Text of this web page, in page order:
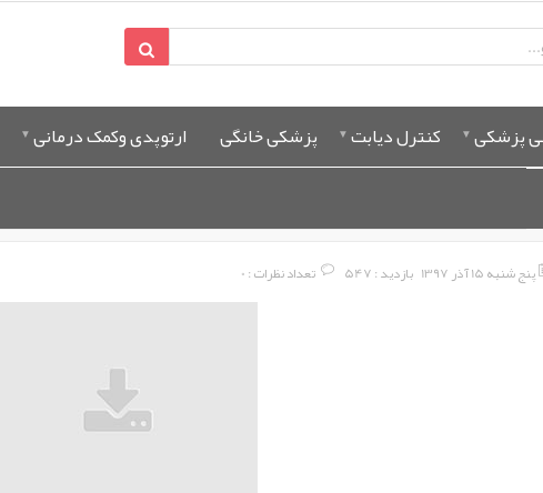
پزشکی کنترل دیابت پزشکی خانگی ارتوپدی وکمک درمانی
پنج شنبه 15 آذر 1397 بازدید : 547 تعداد نظرات : 0